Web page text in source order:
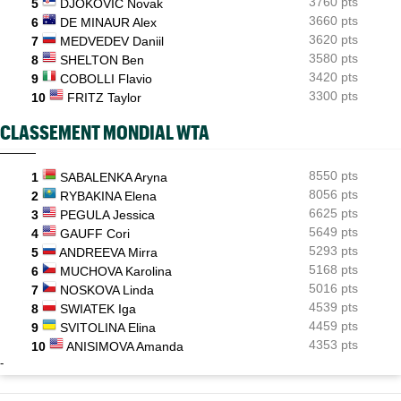
5
DJOKOVIC Novak
6
DE MINAUR Alex
3660 pts
7
MEDVEDEV Daniil
3620 pts
8
SHELTON Ben
3580 pts
9
COBOLLI Flavio
3420 pts
10
FRITZ Taylor 3300 pts
CLASSEMENT MONDIAL WTA
1 SABALENKA Aryna
8550 pts
2
RYBAKINA Elena
8056 pts
3
PEGULA Jessica
6625 pts
4
GAUFF Cori
5649 pts
5
ANDREEVA Mirra
5293 pts
6
MUCHOVA Karolina
5168 pts
7
NOSKOVA Linda
5016 pts
8
SWIATEK Iga
4539 pts
9
SVITOLINA Elina
4459 pts
10
ANISIMOVA Amanda 4353 pts
-